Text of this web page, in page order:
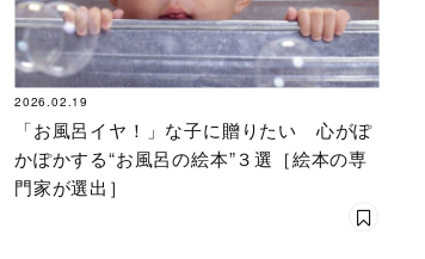
2026.02.19
「お風呂イヤ！」な子に贈りたい 心がぽ
かぽかする“お風呂の絵本”３選［絵本の専
門家が選出］